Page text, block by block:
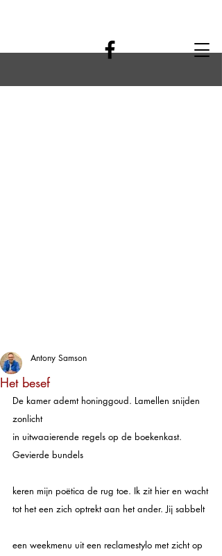
Het besef
Antony Samson
De kamer ademt honinggoud. Lamellen snijden
zonlicht
in uitwaaierende regels op de boekenkast.
Gevierde bundels
keren mijn poëtica de rug toe. Ik zit hier en wacht
tot het een zich optrekt aan het ander. Jij sabbelt
een weekmenu uit een reclamestylo met zicht op